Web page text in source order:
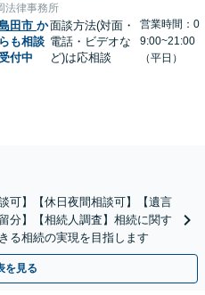
法律事務所
田市 か
らも相談
付中
面談方法(対面・
電話・ビデオな
ど)は応相談
営業時間：0
9:00~21:00
（平日）
可】【休日夜間相談可】【遺言
分】【相続人調査】相続に関す
る相続の実現を目指します
を見る